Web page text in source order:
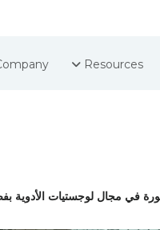
Resources
في مجال لوجستيات الأدوية